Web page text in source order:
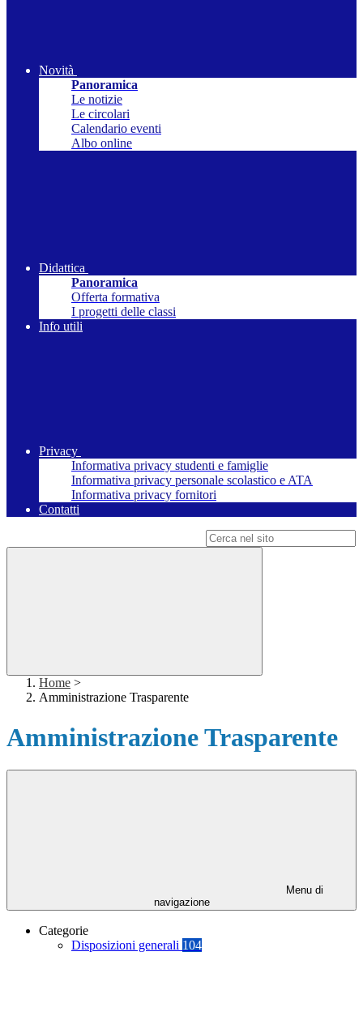
Novità
Panoramica
Le notizie
Le circolari
Calendario eventi
Albo online
Didattica
Panoramica
Offerta formativa
I progetti delle classi
Info utili
Privacy
Informativa privacy studenti e famiglie
Informativa privacy personale scolastico e ATA
Informativa privacy fornitori
Contatti
Home >
Amministrazione Trasparente
Amministrazione Trasparente
Menu di
navigazione
Categorie
Disposizioni generali 104